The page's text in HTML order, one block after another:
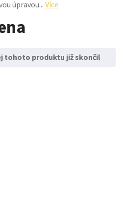
úpravou...Více
tohoto produktu již skončil